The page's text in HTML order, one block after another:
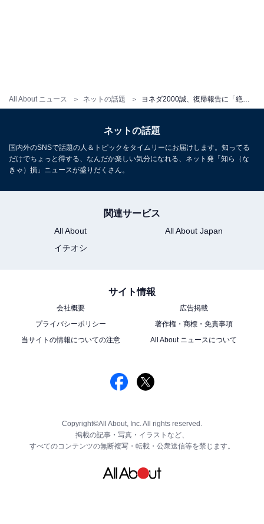
All About ニュース ネットの話題
ネットの話題
国内外のSNSで話題の人＆トピックをタイムリーにお届けします。知ってる
だけでちょっと得する、なんだか楽しい気分になれる、ネット発「知ら（な
きゃ）損」ニュースが盛りだくさん。
関連サービス
All About
All About Japan
イチオシ
サイト情報
会社概要
広告掲載
プライバシーポリシー
著作権・商標・免責事項
当サイトの情報についての注意
All About ニュースについて
Copyright©All About, Inc. All rights reserved.
掲載の記事・写真・イラストなど、
すべてのコンテンツの無断複写・転載・公衆送信等を禁じます。